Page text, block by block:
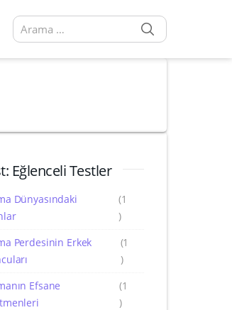
Arama sonuçları:
Eğlenceli Testler
Dünyasındaki
(1
)
Perdesinin Erkek
(1
)
Efsane
(1
)